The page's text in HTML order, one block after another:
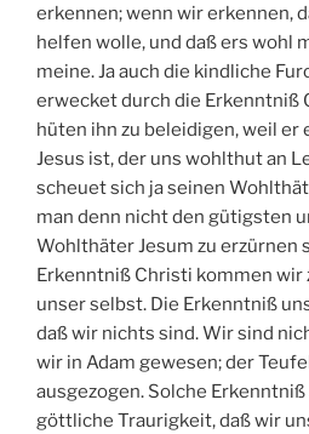
erkennen; wenn wir erkennen,
helfen wolle, und daß ers wohl
meine. Ja auch die kindliche
erwecket durch die Erkenntniß
hüten ihn zu beleidigen, weil er
Jesus ist, der uns wohlthut an
scheuet sich ja seinen
man denn nicht den gütigsten
Wohlthäter Jesum zu erzürnen
Erkenntniß Christi kommen wir
unser selbst. Die Erkenntniß
daß wir nichts sind. Wir sind
wir in Adam gewesen; der
ausgezogen. Solche
göttliche Traurigkeit, daß wir